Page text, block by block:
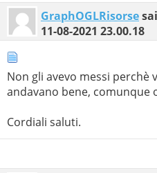
GraphOGLRisorse
11-08-2021 23.00.18
Non gli avevo messi perchè
andavano bene, comunque
Cordiali saluti.